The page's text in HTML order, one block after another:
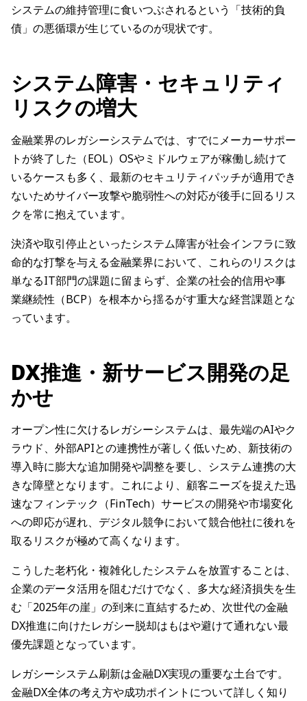
システムの維持管理に食いつぶされるという「技術的負
債」の悪循環が生じているのが現状です。
システム障害・セキュリティ
リスクの増大
金融業界のレガシーシステムでは、すでにメーカーサポー
トが終了した（EOL）OSやミドルウェアが稼働し続けて
いるケースも多く、最新のセキュリティパッチが適用でき
ないためサイバー攻撃や脆弱性への対応が後手に回るリス
クを常に抱えています。
決済や取引停止といったシステム障害が社会インフラに致
命的な打撃を与える金融業界において、これらのリスクは
単なるIT部門の課題に留まらず、企業の社会的信用や事
業継続性（BCP）を根本から揺るがす重大な経営課題とな
っています。
DX推進・新サービス開発の足
かせ
オープン性に欠けるレガシーシステムは、最先端のAIやク
ラウド、外部APIとの連携性が著しく低いため、新技術の
導入時に膨大な追加開発や調整を要し、システム連携の大
きな障壁となります。これにより、顧客ニーズを捉えた迅
速なフィンテック（FinTech）サービスの開発や市場変化
への即応が遅れ、デジタル競争において競合他社に後れを
取るリスクが極めて高くなります。
こうした老朽化・複雑化したシステムを放置することは、
企業のデータ活用を阻むだけでなく、多大な経済損失を生
む「2025年の崖」の到来に直結するため、次世代の金融
DX推進に向けたレガシー脱却はもはや避けて通れない最
優先課題となっています。
レガシーシステム刷新は金融DX実現の重要な土台です。
金融DX全体の考え方や成功ポイントについて詳しく知り